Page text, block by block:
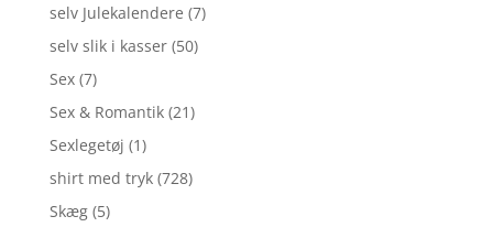
selv Julekalendere (7)
selv slik i kasser (50)
Sex (7)
Sex & Romantik (21)
Sexlegetøj (1)
shirt med tryk (728)
Skæg (5)